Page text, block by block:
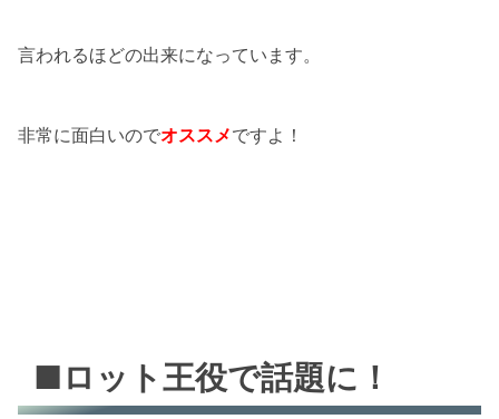
言われるほどの出来になっています。
非常に面白いのでオススメですよ！
■ロット王役で話題に！